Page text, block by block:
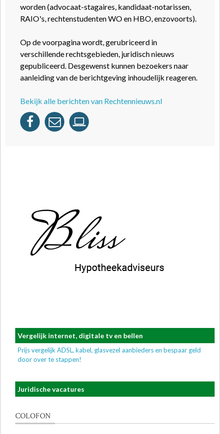
worden (advocaat-stagaires, kandidaat-notarissen,
RAIO's, rechtenstudenten WO en HBO, enzovoorts).
Op de voorpagina wordt, gerubriceerd in
verschillende rechtsgebieden, juridisch nieuws
gepubliceerd. Desgewenst kunnen bezoekers naar
aanleiding van de berichtgeving inhoudelijk reageren.
Bekijk alle berichten van Rechtennieuws.nl
Vergelijk internet, digitale tv en bellen
Prijs vergelijk ADSL, kabel, glasvezel aanbieders en bespaar geld
door over te stappen!
Juridische vacatures
COLOFON